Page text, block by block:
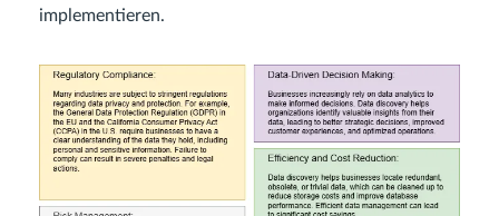
implementieren.